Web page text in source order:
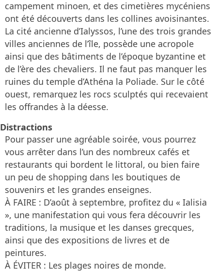
campement minoen, et des cimetières mycéniens
ont été découverts dans les collines avoisinantes.
La cité ancienne d’Ialyssos, l’une des trois grandes
villes anciennes de l’île, possède une acropole
ainsi que des bâtiments de l’époque byzantine et
de l’ère des chevaliers. Il ne faut pas manquer les
ruines du temple d’Athéna la Poliade. Sur le côté
ouest, remarquez les rocs sculptés qui recevaient
les offrandes à la déesse.
Distractions
Pour passer une agréable soirée, vous pourrez
vous arrêter dans l’un des nombreux cafés et
restaurants qui bordent le littoral, ou bien faire
un peu de shopping dans les boutiques de
souvenirs et les grandes enseignes.
À FAIRE : D’août à septembre, profitez du « Ialisia
», une manifestation qui vous fera découvrir les
traditions, la musique et les danses grecques,
ainsi que des expositions de livres et de
peintures.
À ÉVITER : Les plages noires de monde.